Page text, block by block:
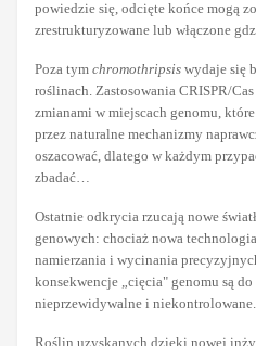
powiedzie się, odcięte końce mogą
zrestrukturyzowane lub włączone
Poza tym chromothripsis wydaje się
roślinach. Zastosowania CRISPR/
zmianami w miejscach genomu,
przez naturalne mechanizmy
oszacować, dlatego w każdym
zbadać…
Ostatnie odkrycia rzucają nowe
genowych: chociaż nowa
namierzania i wycinania
konsekwencje „cięcia" genomu są
nieprzewidywalne i niekontrolowane.
Roślin uzyskanych dzięki nowej